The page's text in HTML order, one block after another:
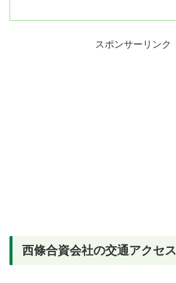
スポンサーリンク
西條合資会社の交通アクセス